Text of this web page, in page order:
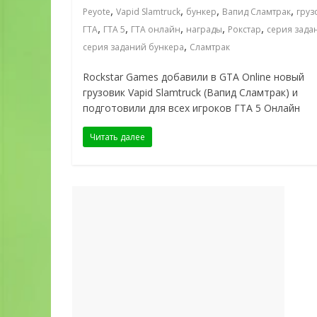
Peyote, Vapid Slamtruck, бункер, Вапид Сламтрак,
ГТА, ГТА 5, ГТА онлайн, награды, Рокстар, серия
серия заданий бункера, Сламтрак
Rockstar Games добавили в GTA Online новый
грузовик Vapid Slamtruck (Вапид Сламтрак) и
подготовили для всех игроков ГТА 5 Онлайн
Читать далее